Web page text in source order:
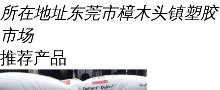
所在地址东莞市樟木头镇塑胶
市场
推荐产品